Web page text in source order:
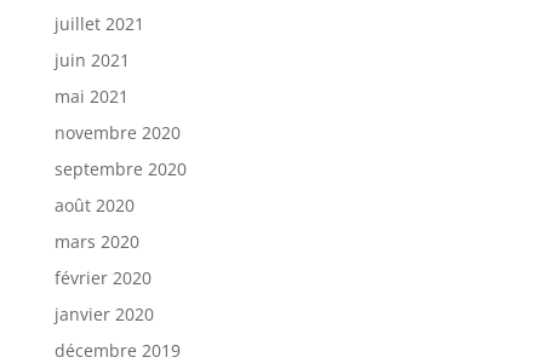
juillet 2021
juin 2021
mai 2021
novembre 2020
septembre 2020
août 2020
mars 2020
février 2020
janvier 2020
décembre 2019